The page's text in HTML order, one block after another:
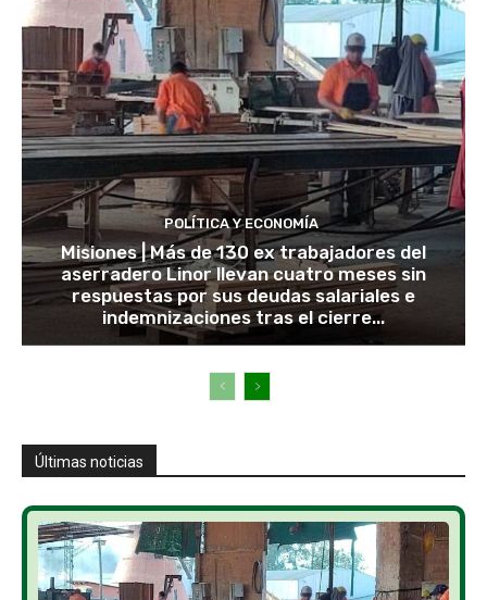
POLÍTICA Y ECONOMÍA
Misiones | Más de 130 ex trabajadores del
aserradero Linor llevan cuatro meses sin
respuestas por sus deudas salariales e
indemnizaciones tras el cierre...
Últimas noticias